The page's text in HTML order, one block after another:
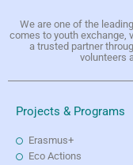
We are one of the
comes to youth exchange,
a trusted partner
volunteers
Projects & Programs
Erasmus+
Eco Actions